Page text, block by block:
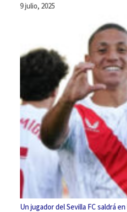
9 julio, 2025
Un jugador del Sevilla FC saldrá